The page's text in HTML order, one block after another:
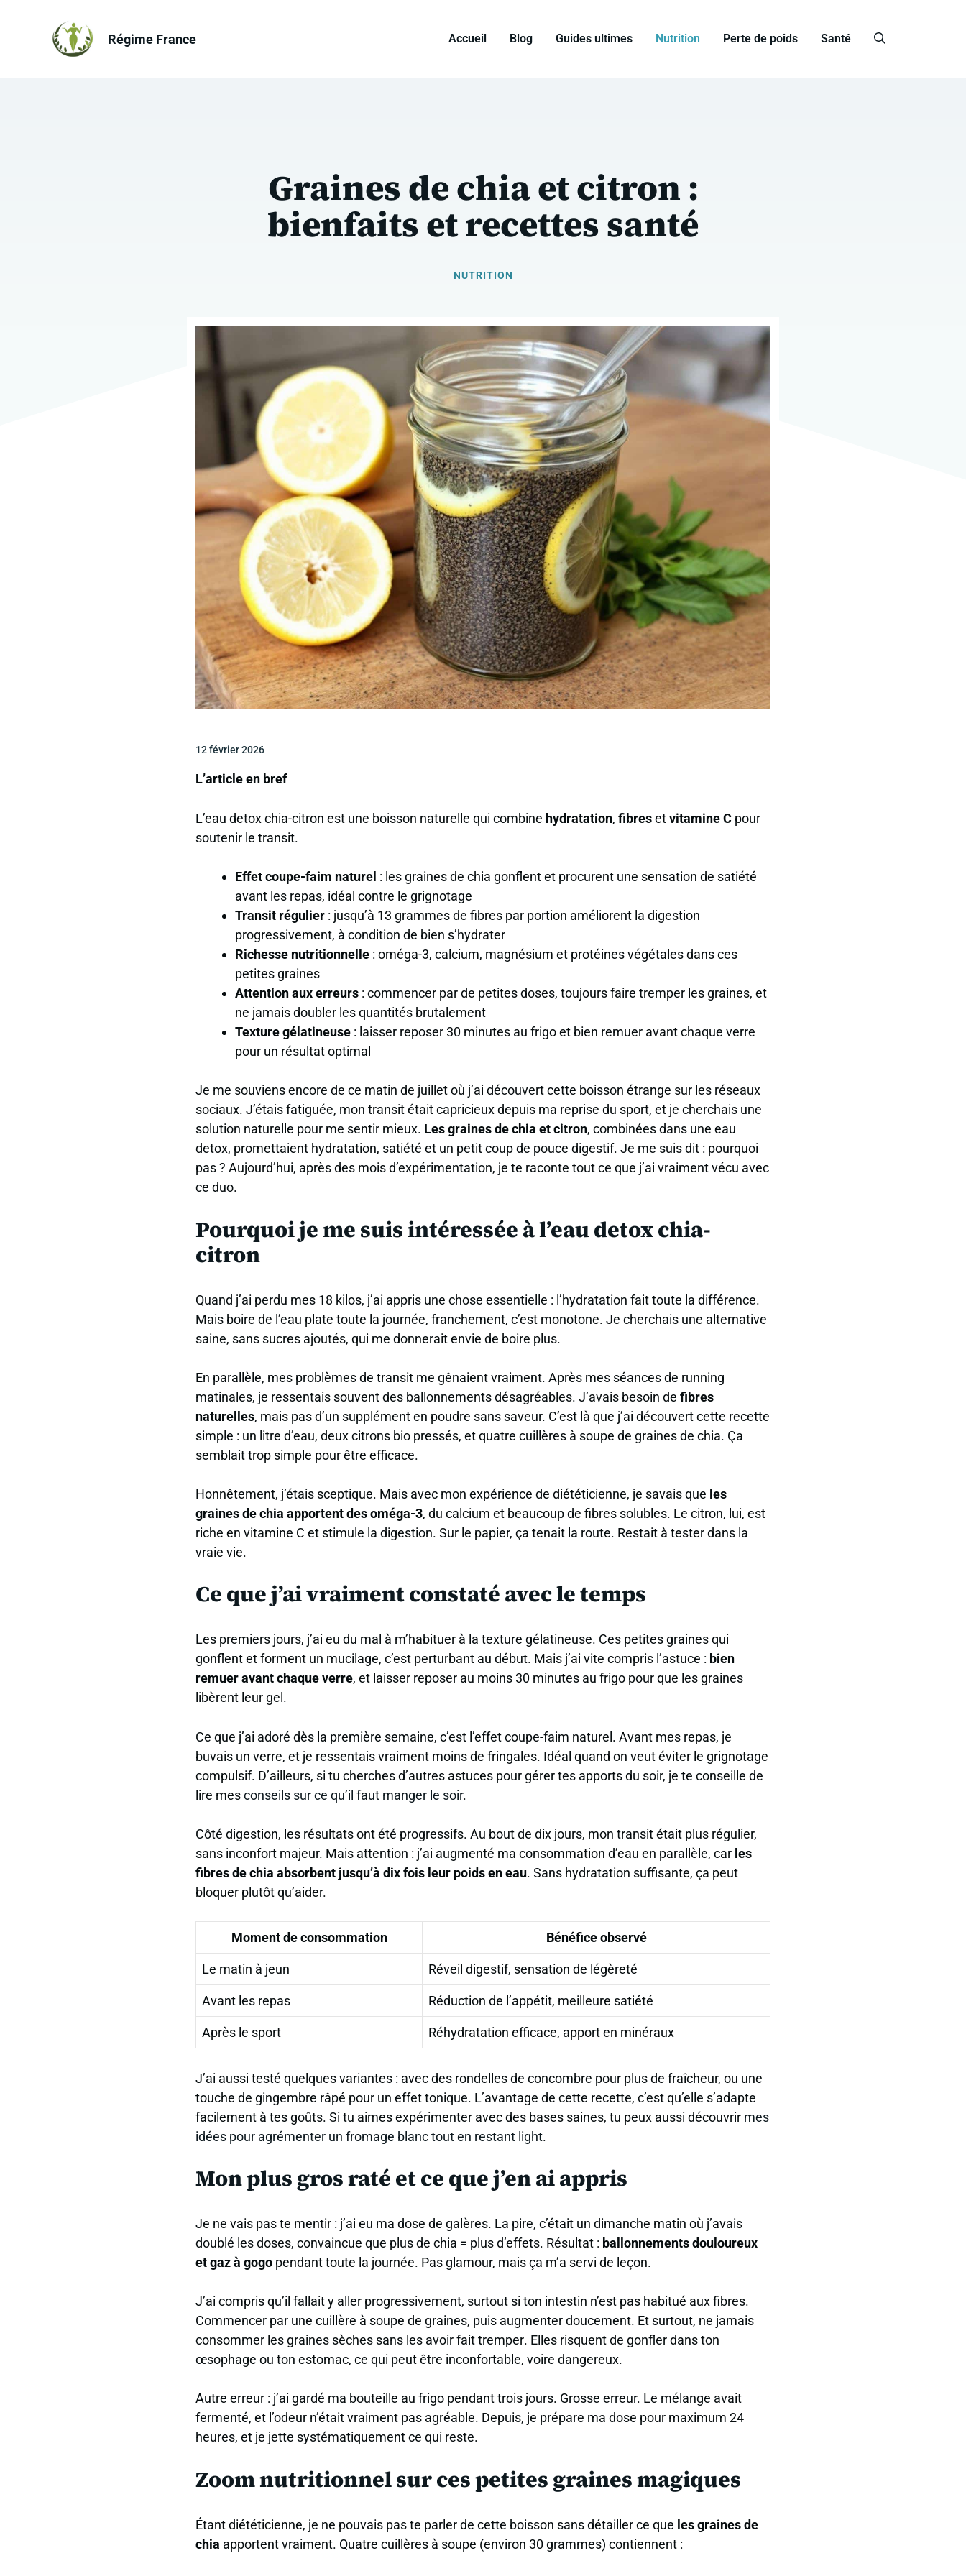
Régime France Accueil Blog Guides ultimes Nutrition Perte de poids Santé
Graines de chia et citron :
bienfaits et recettes santé
NUTRITION
12 février 2026
L’article en bref
L’eau detox chia-citron est une boisson naturelle qui combine hydratation, fibresetvitamine C pour
soutenir le transit.
Effet coupe-faim naturel : les graines de chia gonflent et procurent une sensation de satiété
avant les repas, idéal contre le grignotage
Transit régulier: jusqu’à 13 grammes de fibres par portion améliorent la digestion
progressivement, à condition de bien s’hydrater
Richesse nutritionnelle: oméga-3, calcium, magnésium et protéines végétales dans ces
petites graines
Attention aux erreurs: commencer par de petites doses, toujours faire tremper les graines, et
ne jamais doubler les quantités brutalement
Texture gélatineuse: laisser reposer 30 minutes au frigo et bien remuer avant chaque verre
pour un résultat optimal
Je me souviens encore de ce matin de juillet où j’ai découvert cette boisson étrange sur les réseaux
sociaux. J’étais fatiguée, mon transit était capricieux depuis ma reprise du sport, et je cherchais une
solution naturelle pour me sentir mieux. Les graines de chia et citron, combinées dans une eau
detox, promettaient hydratation, satiété et un petit coup de pouce digestif. Je me suis dit : pourquoi
pas ? Aujourd’hui, après des mois d’expérimentation, je te raconte tout ce que j’ai vraiment vécu avec
ce duo.
Pourquoi je me suis intéressée à l’eau detox chia-
citron
Quand j’ai perdu mes 18 kilos, j’ai appris une chose essentielle : l’hydratation fait toute la différence.
Mais boire de l’eau plate toute la journée, franchement, c’est monotone. Je cherchais une alternative
saine, sans sucres ajoutés, qui me donnerait envie de boire plus.
En parallèle, mes problèmes de transit me gênaient vraiment. Après mes séances de running
matinales, je ressentais souvent des ballonnements désagréables. J’avais besoin de fibres
naturelles, mais pas d’un supplément en poudre sans saveur. C’est là que j’ai découvert cette recette
simple : un litre d’eau, deux citrons bio pressés, et quatre cuillères à soupe de graines de chia. Ça
semblait trop simple pour être efficace.
Honnêtement, j’étais sceptique. Mais avec mon expérience de diététicienne, je savais que les
graines de chia apportent des oméga-3, du calcium et beaucoup de fibres solubles. Le citron, lui, est
riche en vitamine C et stimule la digestion. Sur le papier, ça tenait la route. Restait à tester dans la
vraie vie.
Ce que j’ai vraiment constaté avec le temps
Les premiers jours, j’ai eu du mal à m’habituer à la texture gélatineuse. Ces petites graines qui
gonflent et forment un mucilage, c’est perturbant au début. Mais j’ai vite compris l’astuce : bien
remuer avant chaque verre, et laisser reposer au moins 30 minutes au frigo pour que les graines
libèrent leur gel.
Ce que j’ai adoré dès la première semaine, c’est l’effet coupe-faim naturel. Avant mes repas, je
buvais un verre, et je ressentais vraiment moins de fringales. Idéal quand on veut éviter le grignotage
compulsif. D’ailleurs, si tu cherches d’autres astuces pour gérer tes apports du soir, je te conseille de
lire mesconseils sur ce qu’il faut manger le soir.
Côté digestion, les résultats ont été progressifs. Au bout de dix jours, mon transit était plus régulier,
sans inconfort majeur. Mais attention : j’ai augmenté ma consommation d’eau en parallèle, car les
fibres de chia absorbent jusqu’à dix fois leur poids en eau. Sans hydratation suffisante, ça peut
bloquer plutôt qu’aider.
Moment de consommation Bénéfice observé
Le matin à jeun Réveil digestif, sensation de légèreté
Avant les repas Réduction de l’appétit, meilleure satiété
Après le sport Réhydratation efficace, apport en minéraux
J’ai aussi testé quelques variantes : avec des rondelles de concombre pour plus de fraîcheur, ou une
touche de gingembre râpé pour un effet tonique. L’avantage de cette recette, c’est qu’elle s’adapte
facilement à tes goûts. Si tu aimes expérimenter avec des bases saines, tu peux aussi découvrir mes
idées pour agrémenter un fromage blanc tout en restant light.
Mon plus gros raté et ce que j’en ai appris
Je ne vais pas te mentir : j’ai eu ma dose de galères. La pire, c’était un dimanche matin où j’avais
doublé les doses, convaincue que plus de chia = plus d’effets. Résultat : ballonnements douloureux
et gaz à gogo pendant toute la journée. Pas glamour, mais ça m’a servi de leçon.
J’ai compris qu’il fallait y aller progressivement, surtout si ton intestin n’est pas habitué aux fibres.
Commencer par une cuillère à soupe de graines, puis augmenter doucement. Et surtout, ne jamais
consommer les graines sèches sans les avoir fait tremper. Elles risquent de gonfler dans ton
œsophage ou ton estomac, ce qui peut être inconfortable, voire dangereux.
Autre erreur : j’ai gardé ma bouteille au frigo pendant trois jours. Grosse erreur. Le mélange avait
fermenté, et l’odeur n’était vraiment pas agréable. Depuis, je prépare ma dose pour maximum 24
heures, et je jette systématiquement ce qui reste.
Zoom nutritionnel sur ces petites graines magiques
Étant diététicienne, je ne pouvais pas te parler de cette boisson sans détailler ce que les graines de
chia apportent vraiment. Quatre cuillères à soupe (environ 30 grammes) contiennent :